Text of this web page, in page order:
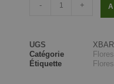
- +
UGS
Catégorie
Étiquette